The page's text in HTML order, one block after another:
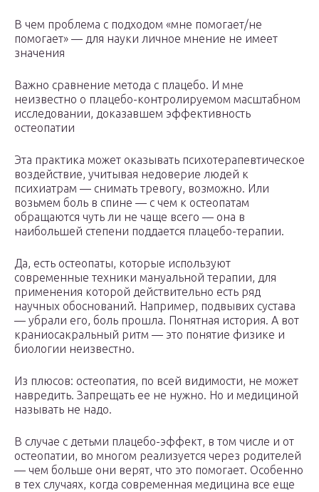
В чем проблема с подходом «мне помогает/не
помогает» — для науки личное мнение не имеет
значения
Важно сравнение метода с плацебо. И мне
неизвестно о плацебо-контролируемом масштабном
исследовании, доказавшем эффективность
остеопатии
Эта практика может оказывать психотерапевтическое
воздействие, учитывая недоверие людей к
психиатрам — снимать тревогу, возможно. Или
возьмем боль в спине — с чем к остеопатам
обращаются чуть ли не чаще всего — она в
наибольшей степени поддается плацебо-терапии.
Да, есть остеопаты, которые используют
современные техники мануальной терапии, для
применения которой действительно есть ряд
научных обоснований. Например, подвывих сустава
— убрали его, боль прошла. Понятная история. А вот
краниосакральный ритм — это понятие физике и
биологии неизвестно.
Из плюсов: остеопатия, по всей видимости, не может
навредить. Запрещать ее не нужно. Но и медициной
называть не надо.
В случае с детьми плацебо-эффект, в том числе и от
остеопатии, во многом реализуется через родителей
— чем больше они верят, что это помогает. Особенно
в тех случаях, когда современная медицина все еще